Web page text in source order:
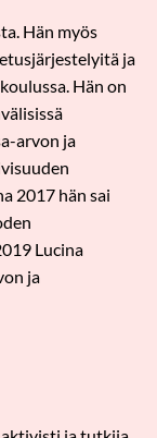
Hän myös
ja
Hän on
arvon ja
2017 hän sai
Lucina
ja